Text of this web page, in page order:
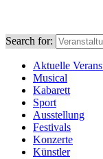
Search for:
Aktuelle
Musical
Kabarett
Sport
Ausstellung
Festivals
Konzerte
Künstler